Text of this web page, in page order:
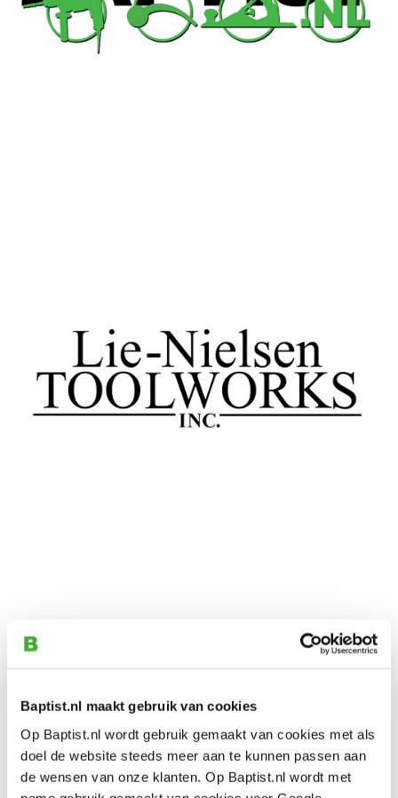
Baptist.nl maakt gebruik van cookies
Op Baptist.nl wordt gebruik gemaakt van cookies met als
doel de website steeds meer aan te kunnen passen aan
de wensen van onze klanten. Op Baptist.nl wordt met